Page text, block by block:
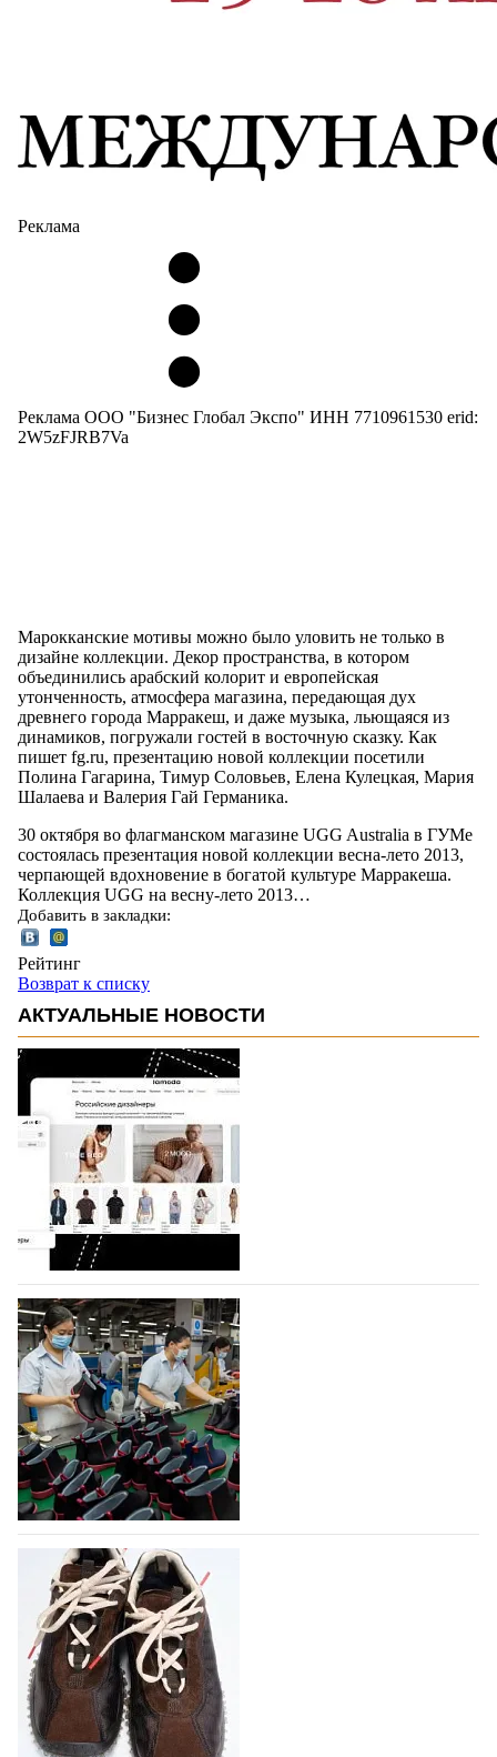
Реклама
Реклама ООО "Бизнес Глобал Экспо" ИНН 7710961530 erid:
2W5zFJRB7Va
Марокканские мотивы можно было уловить не только в
дизайне коллекции. Декор пространства, в котором
объединились арабский колорит и европейская
утонченность, атмосфера магазина, передающая дух
древнего города Марракеш, и даже музыка, льющаяся из
динамиков, погружали гостей в восточную сказку. Как
пишет fg.ru, презентацию новой коллекции посетили
Полина Гагарина, Тимур Соловьев, Елена Кулецкая, Мария
Шалаева и Валерия Гай Германика.
30 октября во флагманском магазине UGG Australia в ГУМе
состоялась презентация новой коллекции весна-лето 2013,
черпающей вдохновение в богатой культуре Марракеша.
Коллекция UGG на весну-лето 2013…
Добавить в закладки:
Рейтинг
Возврат к списку
АКТУАЛЬНЫЕ НОВОСТИ
На платформе Lamoda - новый раздел и
условия продвижения локальных
дизайнерских марок
Российский маркетплейс Lamoda решил обновить
раздел для продажи продукции локальных
дизайнерских марок одежды, обуви и аксессуаров.
Бренды также получат маркетинговую…
06.08.2026 160
Объем мирового производства обуви в
2025 году практически не увеличился
В 2025 году мировое производство обуви
практически не изменилось, зафиксировав
незначительный рост на 0,1% до 24,6 млрд пар, -
данные опубликованы в аналитическом вестнике